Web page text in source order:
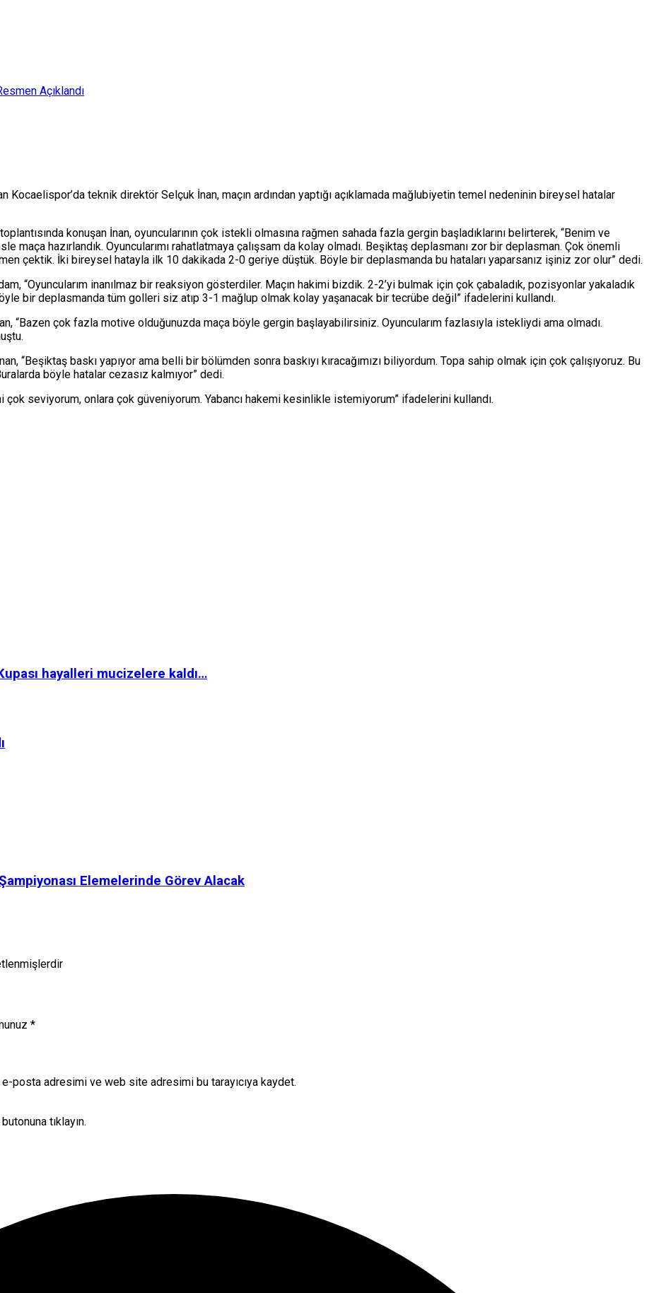
tıklayın.
Açıklandı
Kocaelispor’da teknik direktör Selçuk İnan, maçın ardından yaptığı açıklamada mağlubiyetin temel nedeninin bireysel hatalar
konuşan İnan, oyuncularının çok istekli olmasına rağmen sahada fazla gergin başladıklarını belirterek, “Benim ve
maça hazırlandık. Oyuncularımı rahatlatmaya çalışsam da kolay olmadı. Beşiktaş deplasmanı zor bir deplasman. Çok önemli
çektik. İki bireysel hatayla ilk 10 dakikada 2-0 geriye düştük. Böyle bir deplasmanda bu hataları yaparsanız işiniz zor olur” dedi.
“Oyuncularım inanılmaz bir reaksiyon gösterdiler. Maçın hakimi bizdik. 2-2’yi bulmak için çok çabaladık, pozisyonlar yakaladık
bir deplasmanda tüm golleri siz atıp 3-1 mağlup olmak kolay yaşanacak bir tecrübe değil” ifadelerini kullandı.
“Bazen çok fazla motive olduğunuzda maça böyle gergin başlayabilirsiniz. Oyuncularım fazlasıyla istekliydi ama olmadı.
“Beşiktaş baskı yapıyor ama belli bir bölümden sonra baskıyı kıracağımızı biliyordum. Topa sahip olmak için çok çalışıyoruz. Bu
böyle hatalar cezasız kalmıyor” dedi.
seviyorum, onlara çok güveniyorum. Yabancı hakemi kesinlikle istemiyorum” ifadelerini kullandı.
hayalleri mucizelere kaldı…
Elemelerinde Görev Alacak
*
e-posta adresimi ve web site adresimi bu tarayıcıya kaydet.